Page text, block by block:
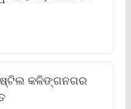
ଷ୍ଟିଲ କଳିଙ୍ଗନଗର